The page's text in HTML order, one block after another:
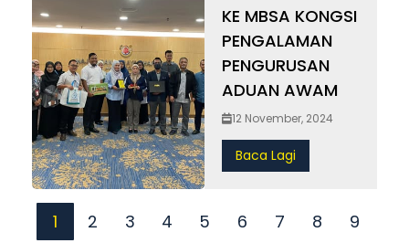
KE MBSA KONGSI
PENGALAMAN
PENGURUSAN
ADUAN AWAM
12 November, 2024
Baca Lagi
1 2 3 4 5 6 7 8
9